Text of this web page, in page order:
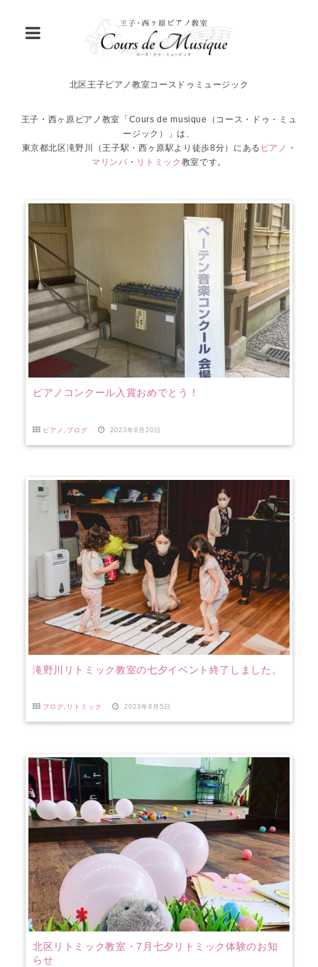
北区王子ピアノ教室コースドゥミュージック
王子・西ヶ原ピアノ教室「Cours de musique（コース・ドゥ・ミュ
ージック）」は、
東京都北区滝野川（王子駅・西ヶ原駅より徒歩8分）にある ピアノ ・
マリンバ ・ リトミック 教室です。
ピアノコンクール入賞おめでとう！
ピアノ ブログ 2023年8月20日
滝野川リトミック教室の七夕イベント終了しました。
ブログ , リトミック 2023年8月5日
北区リトミック教室・7月七夕リトミック体験のお知
らせ